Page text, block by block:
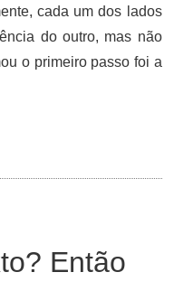
cada um dos lados
do outro, mas não
o primeiro passo foi a
Então